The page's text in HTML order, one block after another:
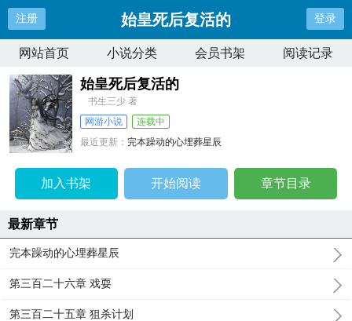
注册 始皇死后复活的 登录
网站首页 小说分类 会员书架 阅读记录
始皇死后复活的
书生三少 著
网游小说
连载中
最近更新：完本躁动的心埋葬星辰
加入书架 开始阅读 章节目录
最新章节
完本躁动的心埋葬星辰
第三百二十六章 戏耍
第三百二十五章 狙杀计划